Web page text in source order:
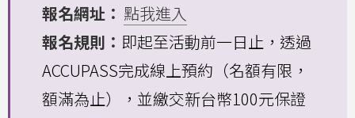
報名網址： 點我進入
報名規則： 即起至活動前一日止，透過
ACCUPASS完成線上預約（名額有限，
額滿為止），並繳交新台幣100元保證